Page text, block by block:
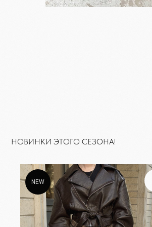
NEW